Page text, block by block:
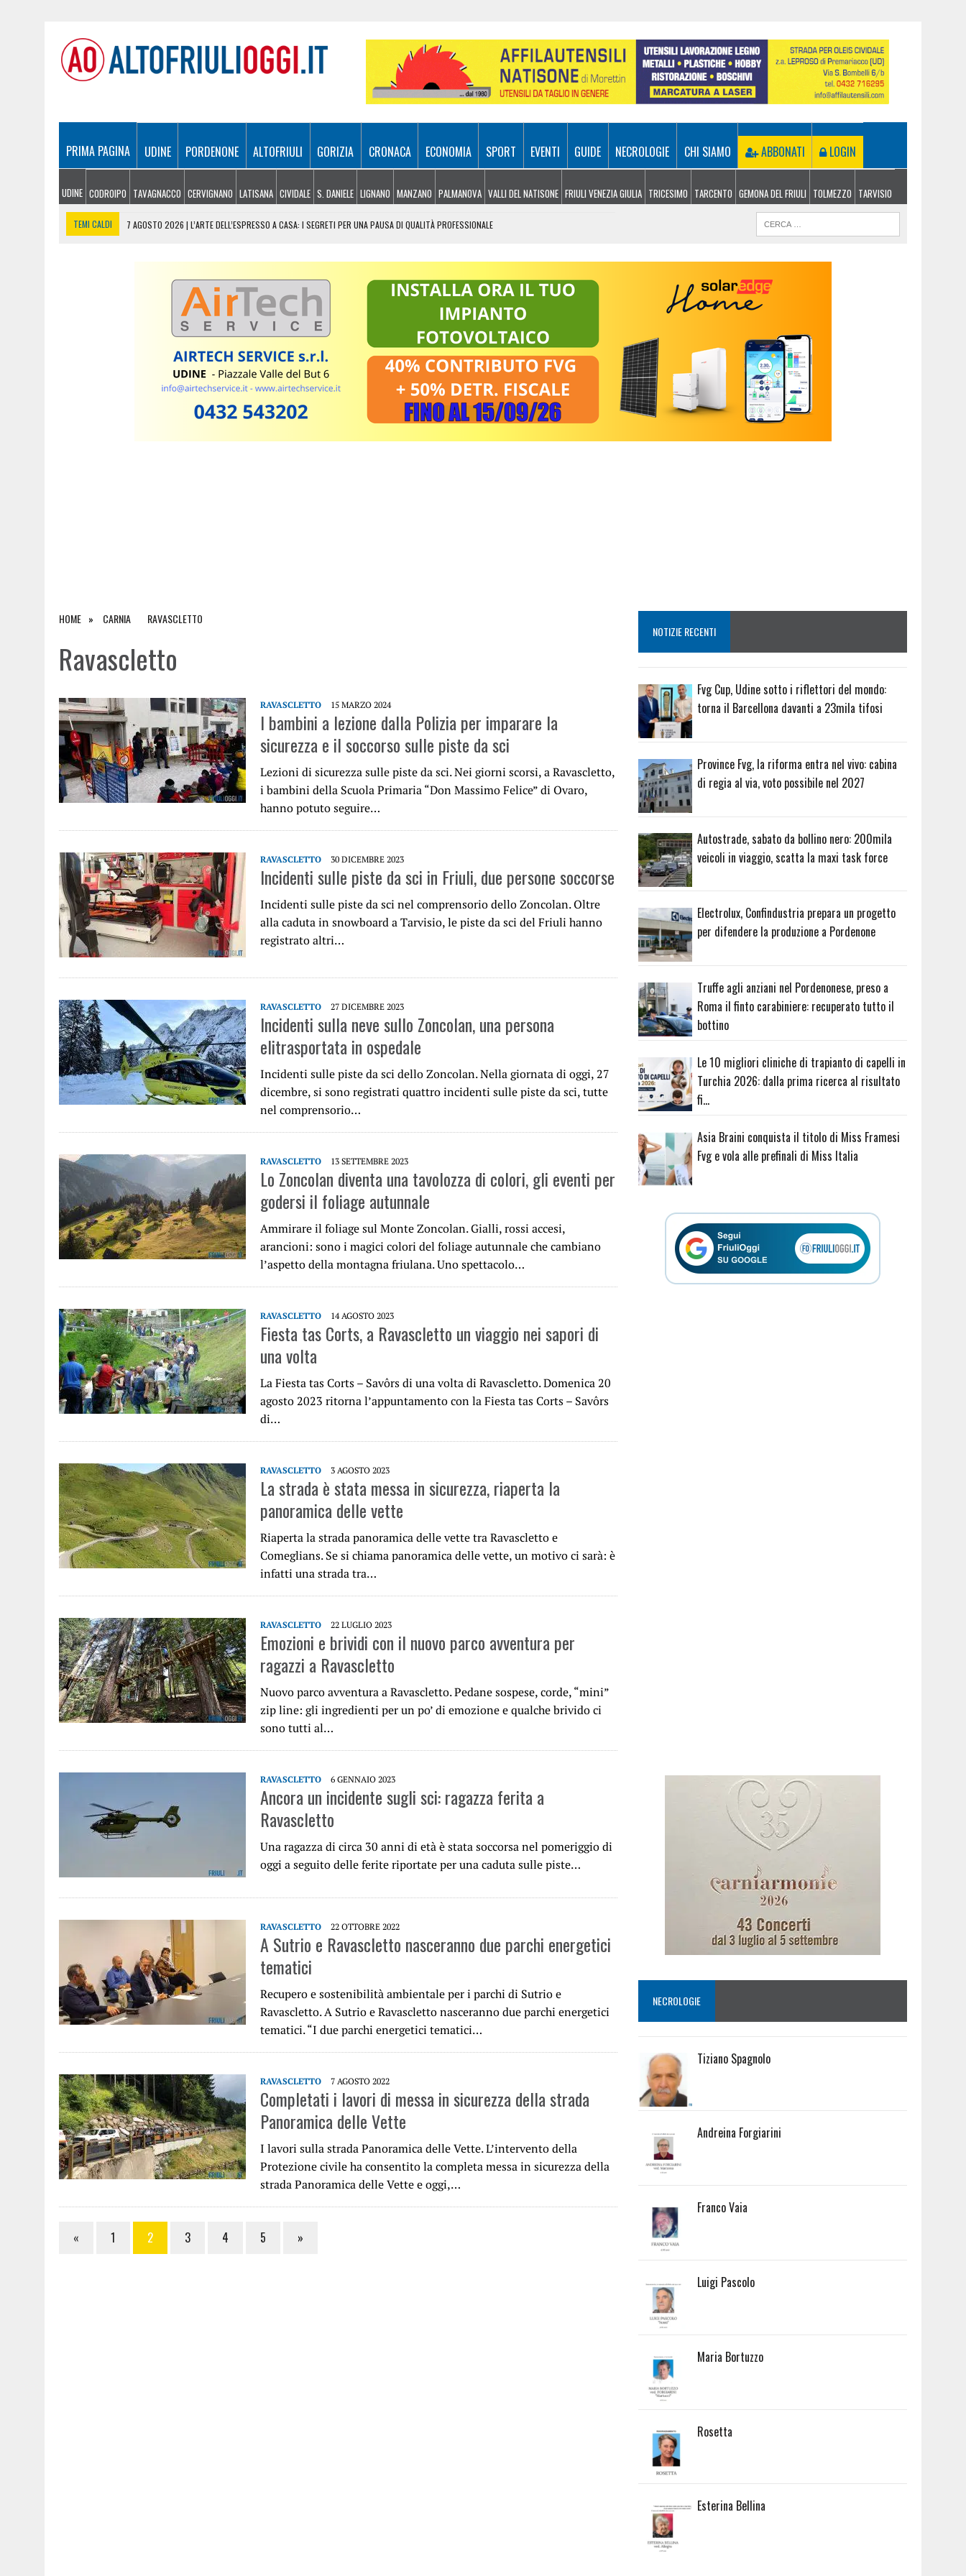
PRIMA PAGINA UDINE PORDENONE ALTOFRIULI GORIZIA CRONACA ECONOMIA SPORT EVENTI GUIDE NECROLOGIE CHI SIAMO ABBONATI LOGIN
UDINE CODROIPO TAVAGNACCO CERVIGNANO LATISANA CIVIDALE S. DANIELE LIGNANO MANZANO PALMANOVA VALLI DEL NATISONE FRIULI VENEZIA GIULIA TRICESIMO TARCENTO GEMONA DEL FRIULI TOLMEZZO TARVISIO
TEMI CALDI 7 AGOSTO 2026 | L’ARTE DELL’ESPRESSO A CASA: I SEGRETI PER UNA PAUSA DI QUALITÀ PROFESSIONALE
AUTOSTRADE, SABATO DA BOLLINO NERO: 200MILA VEICOLI IN VIAGGIO, SCATTA LA MAXI TASK FORCE
LE PREVISIONI METEO PER IL WEEKEND IN FRIULI VENEZIA GIULIA
HOME CARNIA RAVASCLETTO
Ravascletto
RAVASCLETTO 15 MARZO 2024
I bambini a lezione dalla Polizia per imparare la
sicurezza e il soccorso sulle piste da sci
Lezioni di sicurezza sulle piste da sci. Nei giorni scorsi, a Ravascletto,
i bambini della Scuola Primaria “Don Massimo Felice” di Ovaro,
hanno potuto seguire…
RAVASCLETTO 30 DICEMBRE 2023
Incidenti sulle piste da sci in Friuli, due persone soccorse
Incidenti sulle piste da sci nel comprensorio dello Zoncolan. Oltre
alla caduta in snowboard a Tarvisio, le piste da sci del Friuli hanno
registrato altri…
RAVASCLETTO 27 DICEMBRE 2023
Incidenti sulla neve sullo Zoncolan, una persona
elitrasportata in ospedale
Incidenti sulle piste da sci dello Zoncolan. Nella giornata di oggi, 27
dicembre, si sono registrati quattro incidenti sulle piste da sci, tutte
nel comprensorio…
RAVASCLETTO 13 SETTEMBRE 2023
Lo Zoncolan diventa una tavolozza di colori, gli eventi per
godersi il foliage autunnale
Ammirare il foliage sul Monte Zoncolan. Gialli, rossi accesi,
arancioni: sono i magici colori del foliage autunnale che cambiano
l’aspetto della montagna friulana. Uno spettacolo…
RAVASCLETTO 14 AGOSTO 2023
Fiesta tas Corts, a Ravascletto un viaggio nei sapori di
una volta
La Fiesta tas Corts – Savôrs di una volta di Ravascletto. Domenica 20
agosto 2023 ritorna l’appuntamento con la Fiesta tas Corts – Savôrs
di…
RAVASCLETTO 3 AGOSTO 2023
La strada è stata messa in sicurezza, riaperta la
panoramica delle vette
Riaperta la strada panoramica delle vette tra Ravascletto e
Comeglians. Se si chiama panoramica delle vette, un motivo ci sarà: è
infatti una strada tra…
RAVASCLETTO 22 LUGLIO 2023
Emozioni e brividi con il nuovo parco avventura per
ragazzi a Ravascletto
Nuovo parco avventura a Ravascletto. Pedane sospese, corde, “mini”
zip line: gli ingredienti per un po’ di emozione e qualche brivido ci
sono tutti al…
RAVASCLETTO 6 GENNAIO 2023
Ancora un incidente sugli sci: ragazza ferita a
Ravascletto
Una ragazza di circa 30 anni di età è stata soccorsa nel pomeriggio di
oggi a seguito delle ferite riportate per una caduta sulle piste…
RAVASCLETTO 22 OTTOBRE 2022
A Sutrio e Ravascletto nasceranno due parchi energetici
tematici
Recupero e sostenibilità ambientale per i parchi di Sutrio e
Ravascletto. A Sutrio e Ravascletto nasceranno due parchi energetici
tematici. “I due parchi energetici tematici…
RAVASCLETTO 7 AGOSTO 2022
Completati i lavori di messa in sicurezza della strada
Panoramica delle Vette
I lavori sulla strada Panoramica delle Vette. L’intervento della
Protezione civile ha consentito la completa messa in sicurezza della
strada Panoramica delle Vette e oggi,…
« 1 2 3 4 5 »
NOTIZIE RECENTI
Fvg Cup, Udine sotto i riflettori del mondo:
torna il Barcellona davanti a 23mila tifosi
Province Fvg, la riforma entra nel vivo: cabina
di regia al via, voto possibile nel 2027
Autostrade, sabato da bollino nero: 200mila
veicoli in viaggio, scatta la maxi task force
Electrolux, Confindustria prepara un progetto
per difendere la produzione a Pordenone
Truffe agli anziani nel Pordenonese, preso a
Roma il finto carabiniere: recuperato tutto il
bottino
Le 10 migliori cliniche di trapianto di capelli in
Turchia 2026: dalla prima ricerca al risultato
fi…
Asia Braini conquista il titolo di Miss Framesi
Fvg e vola alle prefinali di Miss Italia
NECROLOGIE
Tiziano Spagnolo
Andreina Forgiarini
Franco Vaia
Luigi Pascolo
Maria Bortuzzo
Rosetta
Esterina Bellina